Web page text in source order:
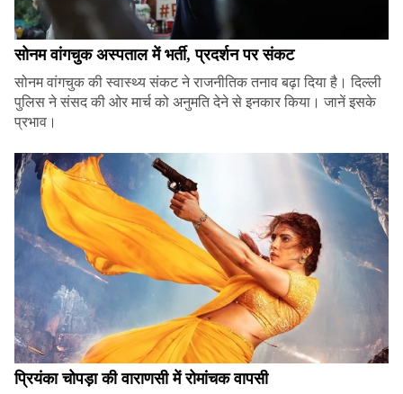
सोनम वांगचुक अस्पताल में भर्ती, प्रदर्शन पर संकट
सोनम वांगचुक की स्वास्थ्य संकट ने राजनीतिक तनाव बढ़ा दिया है। दिल्ली
पुलिस ने संसद की ओर मार्च को अनुमति देने से इनकार किया। जानें इसके
प्रभाव।
प्रियंका चोपड़ा की वाराणसी में रोमांचक वापसी